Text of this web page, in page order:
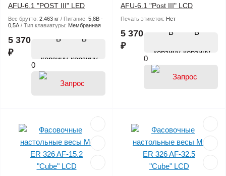
AFU-6.1 "POST III" LED
Вес брутто: 2.463 кг Питание: 5,8В -
0,5А
Тип клавиатуры: Мембранная
5 370
₽
В
корзину
0
AFU-6.1 "Post III" LСD
Печать этикеток: Нет
5 370
₽
В
корзину
0